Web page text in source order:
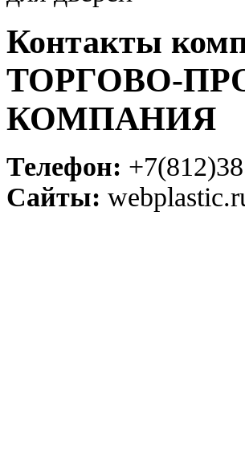
Контакты
ТОРГОВО-
КОМПАНИЯ
Телефон:
Сайты: